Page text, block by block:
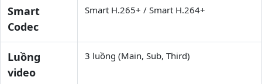
Smart
Codec
Smart H.265+ / Smart H.264+
Luồng
video
3 luồng (Main, Sub, Third)